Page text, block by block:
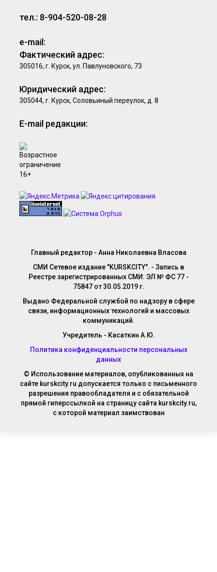
тел.: 8-904-520-08-28
e-mail:
Фактический адрес:
305016, г. Курск, ул. Павлуновского, 73
Юридический адрес:
305044, г. Курск, Соловьиный переулок, д. 8
E-mail редакции:
Главный редактор - Анна Николаевна Власова
СМИ Сетевое издание "KURSKCITY". - Запись в
Реестре зарегистрированных СМИ: ЭЛ № ФС 77 -
75847 от 30.05.2019 г.
Выдано Федеральной службой по надзору в сфере
связи, информационных технологий и массовых
коммуникаций.
Учредитель - Касаткин А.Ю.
Политика конфиденциальности персональных
данных
© Использование материалов, опубликованных на
сайте kurskcity.ru допускается только с письменного
разрешения правообладателя и с обязательной
прямой гиперссылкой на страницу сайта kurskcity.ru,
с которой материал заимствован